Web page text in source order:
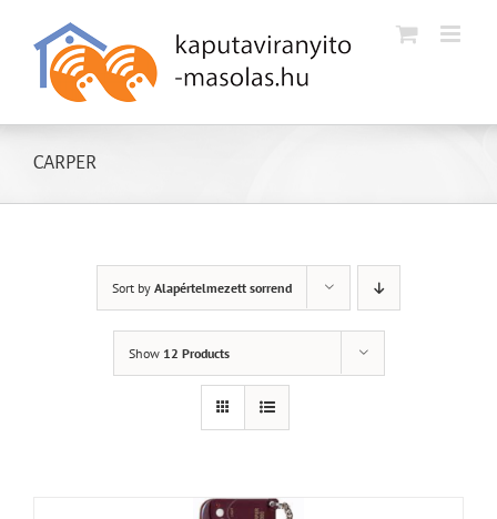
Kihagyás
CARPER
Sort by Alapértelmezett sorrend
Show 12 Products